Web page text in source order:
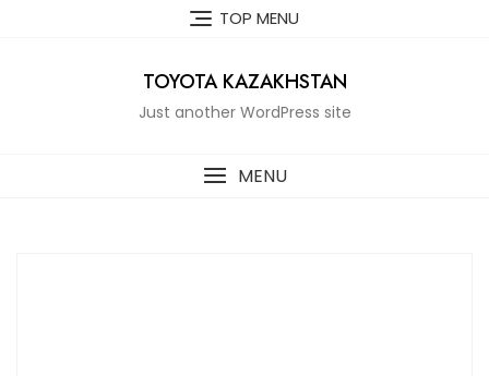
TOP MENU
TOYOTA KAZAKHSTAN
Just another WordPress site
MENU